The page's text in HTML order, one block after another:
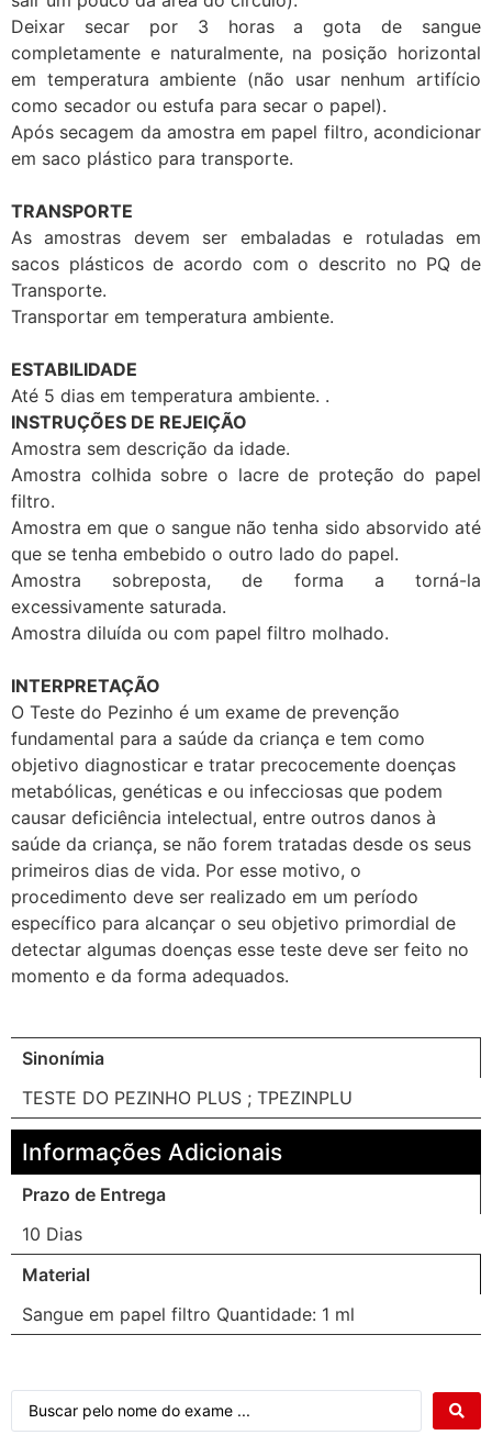
Deixar secar por 3 horas a gota de sangue
completamente e naturalmente, na posição horizontal
em temperatura ambiente (não usar nenhum artifício
como secador ou estufa para secar o papel).
Após secagem da amostra em papel filtro, acondicionar
em saco plástico para transporte.
TRANSPORTE
As amostras devem ser embaladas e rotuladas em
sacos plásticos de acordo com o descrito no PQ de
Transporte.
Transportar em temperatura ambiente.
ESTABILIDADE
Até 5 dias em temperatura ambiente. .
INSTRUÇÕES DE REJEIÇÃO
Amostra sem descrição da idade.
Amostra colhida sobre o lacre de proteção do papel
filtro.
Amostra em que o sangue não tenha sido absorvido até
que se tenha embebido o outro lado do papel.
Amostra sobreposta, de forma a torná-la
excessivamente saturada.
Amostra diluída ou com papel filtro molhado.
INTERPRETAÇÃO
O Teste do Pezinho é um exame de prevenção
fundamental para a saúde da criança e tem como
objetivo diagnosticar e tratar precocemente doenças
metabólicas, genéticas e ou infecciosas que podem
causar deficiência intelectual, entre outros danos à
saúde da criança, se não forem tratadas desde os seus
primeiros dias de vida. Por esse motivo, o
procedimento deve ser realizado em um período
específico para alcançar o seu objetivo primordial de
detectar algumas doenças esse teste deve ser feito no
momento e da forma adequados.
Sinonímia
TESTE DO PEZINHO PLUS ; TPEZINPLU
Informações Adicionais
Prazo de Entrega
10 Dias
Material
Sangue em papel filtro Quantidade: 1 ml